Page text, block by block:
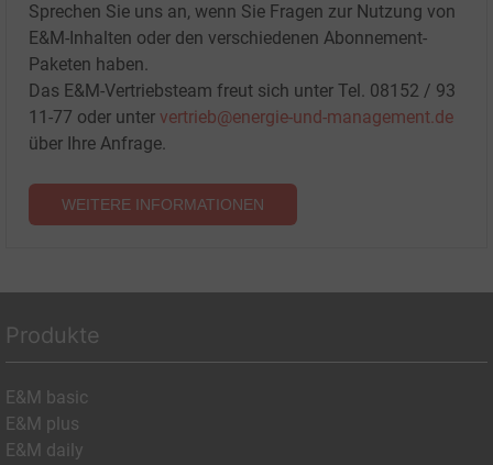
Sprechen Sie uns an, wenn Sie Fragen zur Nutzung von
E&M-Inhalten oder den verschiedenen Abonnement-
Paketen haben.
Das E&M-Vertriebsteam freut sich unter Tel. 08152 / 93
11-77 oder unter vertrieb@energie-und-management.de
über Ihre Anfrage.
WEITERE INFORMATIONEN
Produkte
E&M basic
E&M plus
E&M daily